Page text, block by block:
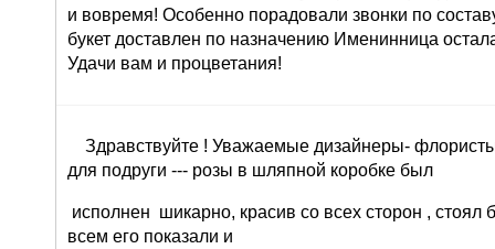
и вовремя! Особенно порадовали звонки по
букет доставлен по назначению Именинница
Удачи вам и процветания!
Здравствуйте ! Уважаемые дизайнеры-
для подруги --- розы в шляпной коробке был
исполнен шикарно, красив со всех сторон ,
всем его показали и